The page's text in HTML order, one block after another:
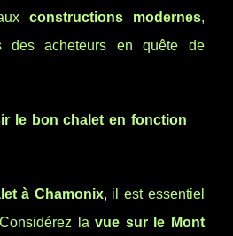
constructions modernes,
des acheteurs en quête de
le bon chalet en fonction
à Chamonix, il est essentiel
lavue sur le Mont